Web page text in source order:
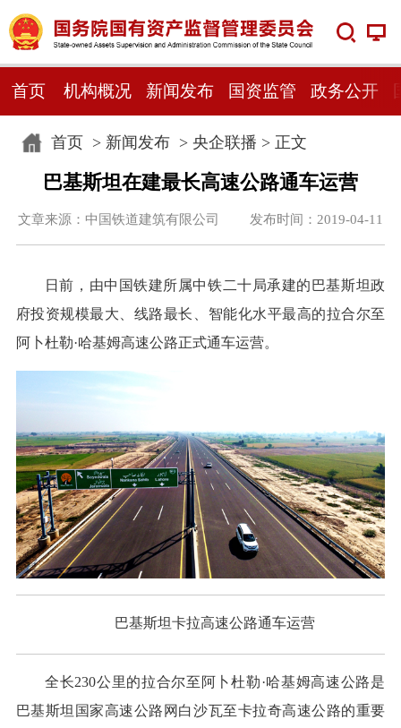
首页 机构概况 新闻发布 国资监管 政务公开
首页> 新闻发布> 央企联播 > 正文
巴基斯坦在建最长高速公路通车运营
文章来源：中国铁道建筑有限公司 发布时间：2019-04-11
日前，由中国铁建所属中铁二十局承建的巴基斯坦政
府投资规模最大、线路最长、智能化水平最高的拉合尔至
阿卜杜勒·哈基姆高速公路正式通车运营。
巴基斯坦卡拉高速公路通车运营
全长230公里的拉合尔至阿卜杜勒·哈基姆高速公路是
巴基斯坦国家高速公路网白沙瓦至卡拉奇高速公路的重要